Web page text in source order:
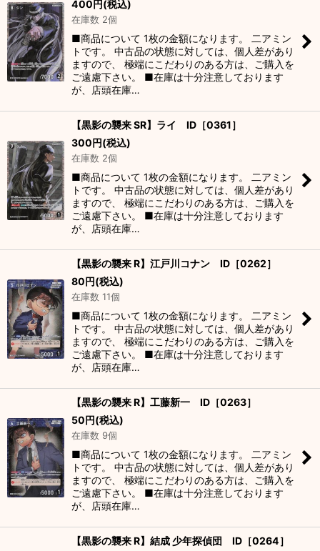
400 円(税込)
在庫数 2個
■商品について 1枚の金額になります。 二アミン
トです。 中古品の状態に対しては、個人差があり
ますので、 極端にこだわりのある方は、ご購入を
ご遠慮下さい。 ■在庫は十分注意しております
が、店頭在庫…
【黒影の襲来 SR】ライ ID［0361］
300円(税込)
在庫数 2個
■商品について 1枚の金額になります。 二アミン
トです。 中古品の状態に対しては、個人差があり
ますので、 極端にこだわりのある方は、ご購入を
ご遠慮下さい。 ■在庫は十分注意しております
が、店頭在庫…
【黒影の襲来 R】江戸川コナン ID［0262］
80円(税込)
在庫数 11個
■商品について 1枚の金額になります。 二アミン
トです。 中古品の状態に対しては、個人差があり
ますので、 極端にこだわりのある方は、ご購入を
ご遠慮下さい。 ■在庫は十分注意しております
が、店頭在庫…
【黒影の襲来 R】工藤新一 ID［0263］
50円(税込)
在庫数 9個
■商品について 1枚の金額になります。 二アミン
トです。 中古品の状態に対しては、個人差があり
ますので、 極端にこだわりのある方は、ご購入を
ご遠慮下さい。 ■在庫は十分注意しております
が、店頭在庫…
【黒影の襲来 R】結成 少年探偵団 ID［0264］